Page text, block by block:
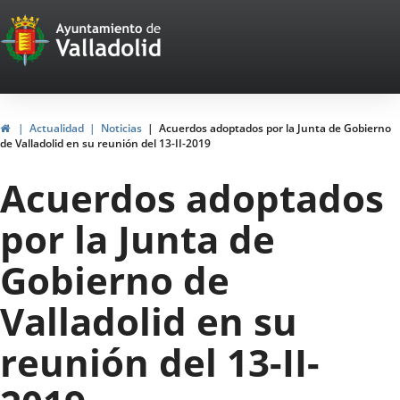
Portal
Web
del
Ayuntamiento
de
Valladolid
HomeActualidad Noticias
Acuerdos adoptados por la Junta de Gobierno
de Valladolid en su reunión del 13-II-2019
Acuerdos adoptados
por la Junta de
Gobierno de
Valladolid en su
reunión del 13-II-